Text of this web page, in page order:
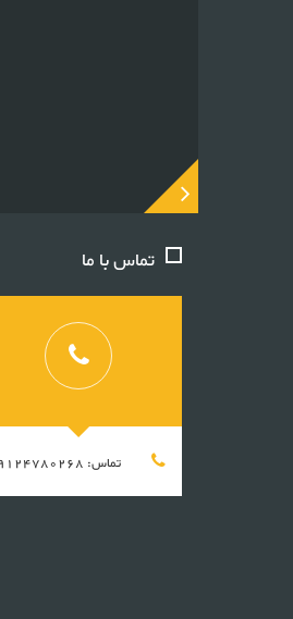
تماس با ما
تماس: 09124780268 -02166129745